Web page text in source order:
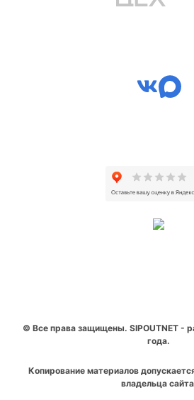
© Все права защищены. SIPOUTNET -
года.
Копирование материалов
владельца